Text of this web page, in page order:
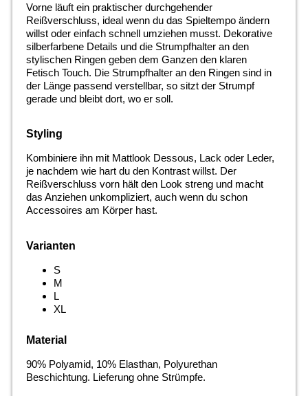
Vorne läuft ein praktischer durchgehender
Reißverschluss, ideal wenn du das Spieltempo ändern
willst oder einfach schnell umziehen musst. Dekorative
silberfarbene Details und die Strumpfhalter an den
stylischen Ringen geben dem Ganzen den klaren
Fetisch Touch. Die Strumpfhalter an den Ringen sind in
der Länge passend verstellbar, so sitzt der Strumpf
gerade und bleibt dort, wo er soll.
Styling
Kombiniere ihn mit Mattlook Dessous, Lack oder Leder,
je nachdem wie hart du den Kontrast willst. Der
Reißverschluss vorn hält den Look streng und macht
das Anziehen unkompliziert, auch wenn du schon
Accessoires am Körper hast.
Varianten
S
M
L
XL
Material
90% Polyamid, 10% Elasthan, Polyurethan
Beschichtung. Lieferung ohne Strümpfe.